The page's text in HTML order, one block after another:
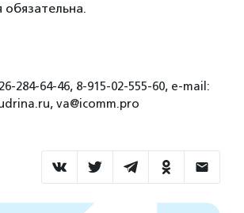
284-64-46, 8-915-02-555-60, e-mail:
va@icomm.pro